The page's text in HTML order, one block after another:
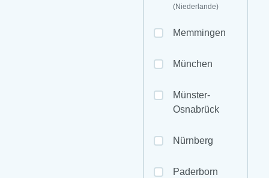
(Niederlande)
Memmingen
München
Münster-
Osnabrück
Nürnberg
Paderborn